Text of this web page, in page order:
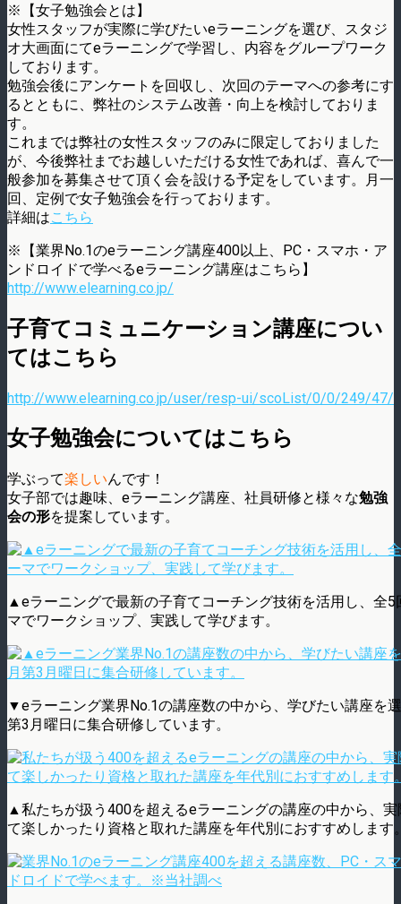
※【女子勉強会とは】
女性スタッフが実際に学びたいeラーニングを選び、スタジ
オ大画面にてeラーニングで学習し、内容をグループワーク
しております。
勉強会後にアンケートを回収し、次回のテーマへの参考にす
るとともに、弊社のシステム改善・向上を検討しておりま
す。
これまでは弊社の女性スタッフのみに限定しておりました
が、今後弊社までお越しいただける女性であれば、喜んで一
般参加を募集させて頂く会を設ける予定をしています。月一
回、定例で女子勉強会を行っております。
詳細はこちら
※【業界No.1のeラーニング講座400以上、PC・スマホ・ア
ンドロイドで学べるeラーニング講座はこちら】
http://www.elearning.co.jp/
子育てコミュニケーション講座につい
てはこちら
http://www.elearning.co.jp/user/resp-ui/scoList/0/0/249/47/
女子勉強会についてはこちら
学ぶって楽しいんです！
女子部では趣味、eラーニング講座、社員研修と様々な勉強
会の形を提案しています。
▲eラーニングで最新の子育てコーチング技術を活用し、全5
マでワークショップ、実践して学びます。
▼eラーニング業界No.1の講座数の中から、学びたい講座を
第3月曜日に集合研修しています。
▲私たちが扱う400を超えるeラーニングの講座の中から、実
て楽しかったり資格と取れた講座を年代別におすすめします